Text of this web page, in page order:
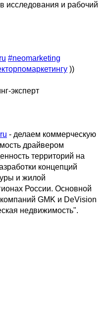
исследования и рабочий
#neomarketing
))
эксперт
- делаем коммерческую
драйвером
территорий на
концепций
и жилой
России. Основной
GMK и DeVision
недвижимость".